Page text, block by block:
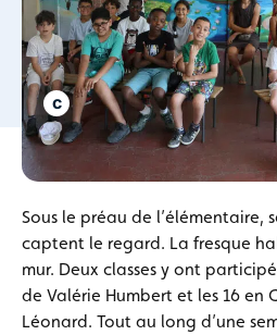
Sous le préau de l’élémentaire,
captent le regard. La fresque
mur. Deux classes y ont
de Valérie Humbert et les 16 en
Léonard. Tout au long d’une